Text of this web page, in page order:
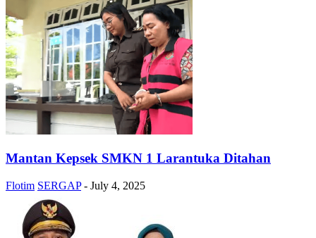
Mantan Kepsek SMKN 1 Larantuka Ditahan
Flotim SERGAP - July 4, 2025